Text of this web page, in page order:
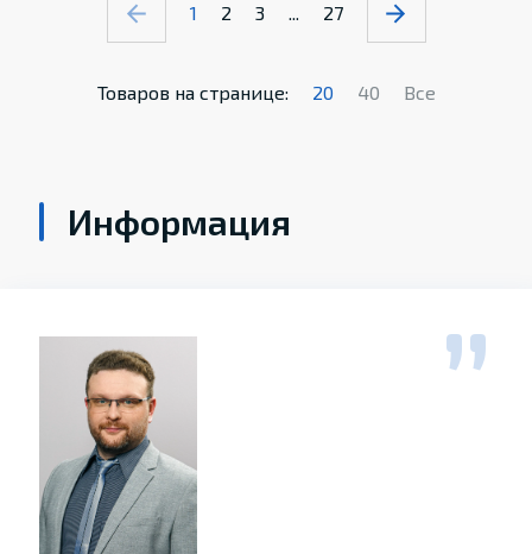
1 2 3 ... 27
Товаров на странице: 20 40 Все
Информация